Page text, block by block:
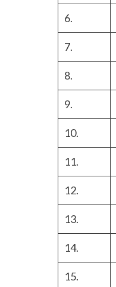
6.
7.
8.
9.
10.
11.
12.
13.
14.
15.